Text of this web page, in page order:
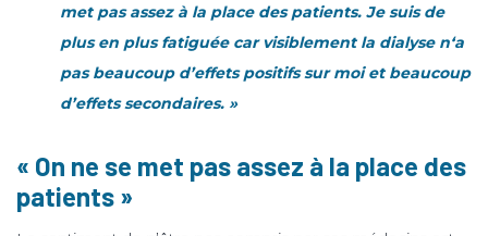
met pas assez à la place des patients. Je suis de
plus en plus fatiguée car visiblement la dialyse n‘a
pas beaucoup d’effets positifs sur moi et beaucoup
d’effets secondaires. »
« On ne se met pas assez à la place des
patients »